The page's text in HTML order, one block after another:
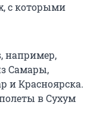
с которыми
например,
Самары,
и Красноярска.
в Сухум